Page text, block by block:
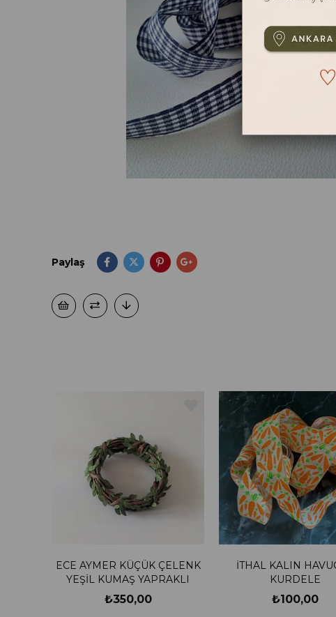
Paylaş
ECE AYMER KÜÇÜK ÇELENK
YEŞİL KUMAŞ YAPRAKLI
₺350,00
İTHAL KALIN
KURDELE
₺100,00